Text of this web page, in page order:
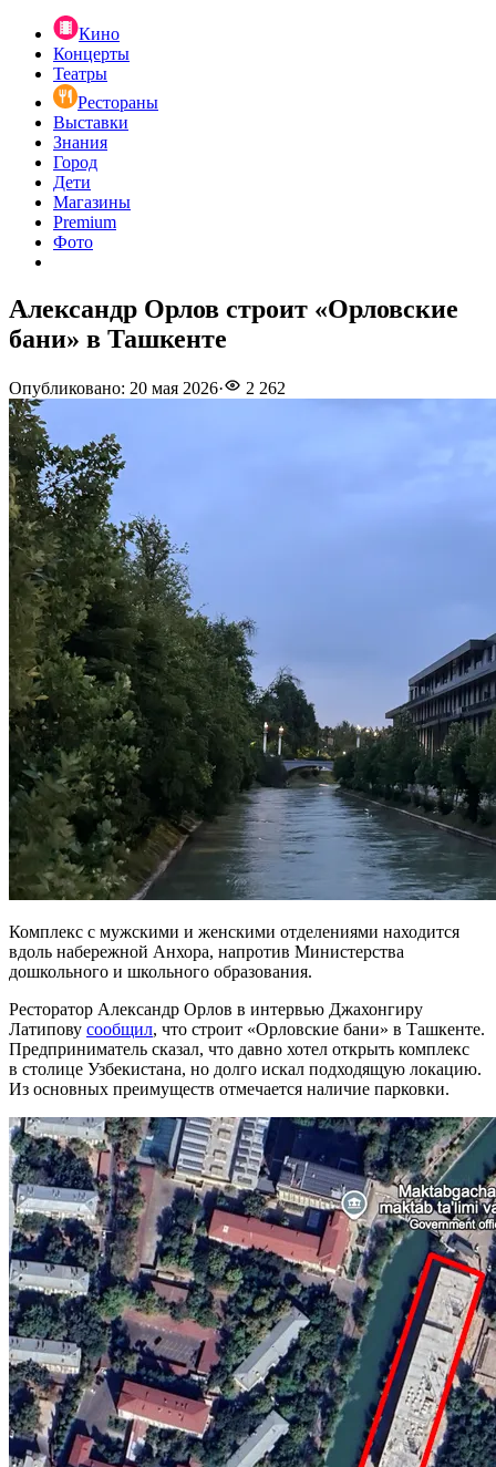
Кино
Концерты
Театры
Рестораны
Выставки
Знания
Город
Дети
Магазины
Premium
Фото
Александр Орлов строит «Орловские
бани» в Ташкенте
Опубликовано: 20 мая 2026· 2 262
Комплекс с мужскими и женскими отделениями находится
вдоль набережной Анхора, напротив Министерства
дошкольного и школьного образования.
Ресторатор Александр Орлов в интервью Джахонгиру
Латипову сообщил, что строит «Орловские бани» в Ташкенте.
Предприниматель сказал, что давно хотел открыть комплекс
в столице Узбекистана, но долго искал подходящую локацию.
Из основных преимуществ отмечается наличие парковки.